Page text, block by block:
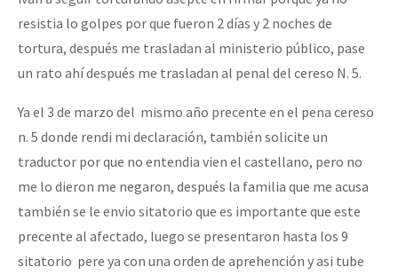
resistia lo golpes por que fueron 2 días y 2 noches de
tortura, después me trasladan al ministerio público, pase
un rato ahí después me trasladan al penal del cereso N. 5.
Ya el 3 de marzo del mismo año precente en el pena cereso
n. 5 donde rendi mi declaración, también solicite un
traductor por que no entendia vien el castellano, pero no
me lo dieron me negaron, después la familia que me acusa
también se le envio sitatorio que es importante que este
precente al afectado, luego se presentaron hasta los 9
sitatorio pere ya con una orden de aprehención y asi tube